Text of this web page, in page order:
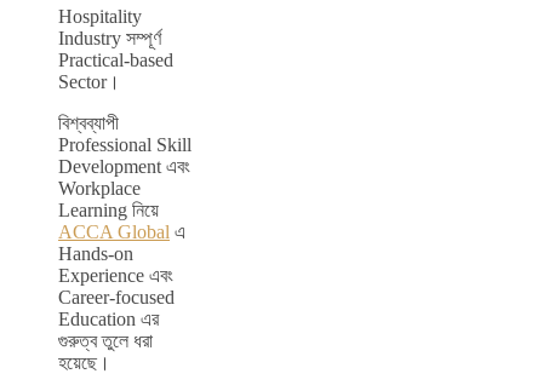
Hospitality
Industry সম্পূর্ণ
Practical-based
Sector।
বিশ্বব্যাপী
Professional Skill
Development এবং
Workplace
Learning নিয়ে
ACCA Global এ
Hands-on
Experience এবং
Career-focused
Education এর
গুরুত্ব তুলে ধরা
হয়েছে।